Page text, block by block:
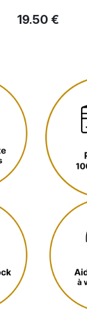
19.50 €